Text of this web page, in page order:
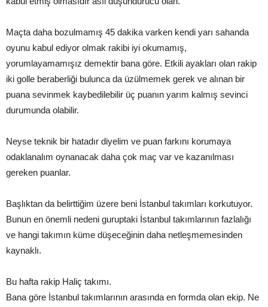
Maçta daha bozulmamış 45 dakika varken kendi yarı sahanda
oyunu kabul ediyor olmak rakibi iyi okumamış,
yorumlayamamışız demektir bana göre. Etkili ayakları olan rakip
iki golle beraberliği bulunca da üzülmemek gerek ve alınan bir
puana sevinmek kaybedilebilir üç puanın yarım kalmış sevinci
durumunda olabilir.
Neyse teknik bir hatadır diyelim ve puan farkını korumaya
odaklanalım oynanacak daha çok maç var ve kazanılması
gereken puanlar.
Başlıktan da belirttiğim üzere beni İstanbul takımları korkutuyor.
Bunun en önemli nedeni guruptaki İstanbul takımlarının fazlalığı
ve hangi takımın küme düşeceğinin daha netleşmemesinden
kaynaklı.
Bu hafta rakip Haliç takımı.
Bana göre İstanbul takımlarının arasında en formda olan ekip. Ne